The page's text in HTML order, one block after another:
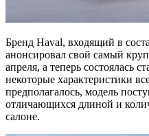
Бренд Haval, входящий в
анонсировал свой самый
апреля, а теперь состоялась
некоторые характеристики
предполагалось, модель
отличающихся длиной и
салоне.